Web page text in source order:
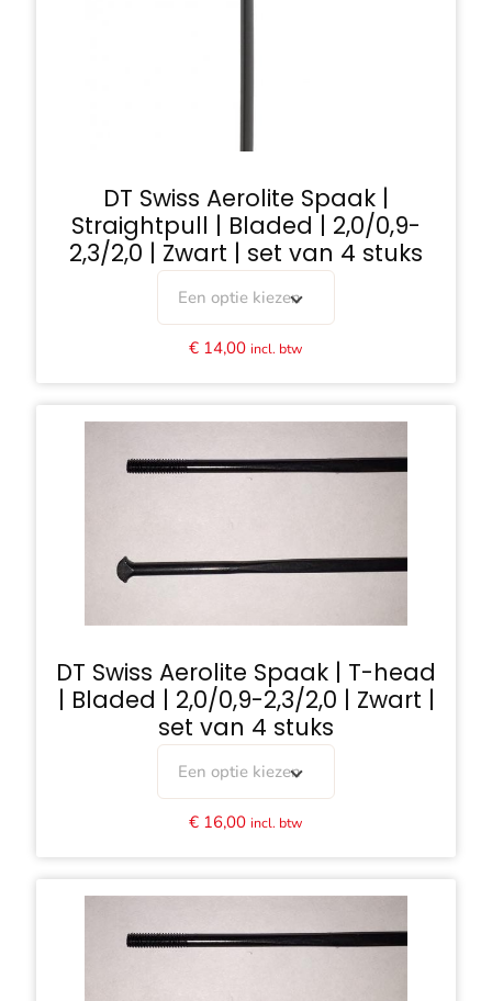
DT Swiss Aerolite Spaak |
Straightpull | Bladed | 2,0/0,9-
2,3/2,0 | Zwart | set van 4 stuks
Een optie kiezen
€ 14,00 incl. btw
DT Swiss Aerolite Spaak | T-head
| Bladed | 2,0/0,9-2,3/2,0 | Zwart |
set van 4 stuks
Een optie kiezen
€ 16,00 incl. btw